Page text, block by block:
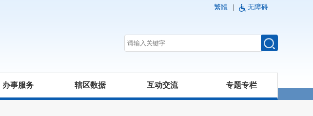
繁體 无障碍
办事服务 辖区数据 互动交流 专题专栏